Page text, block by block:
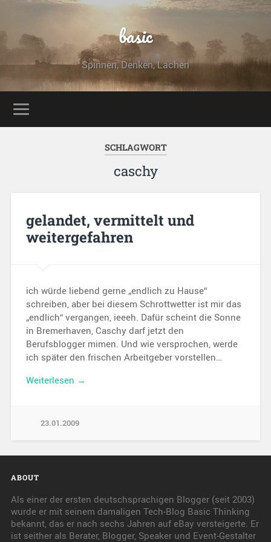
basic
Spinnen, Denken, Lachen
SCHLAGWORT
caschy
gelandet, vermittelt und
weitergefahren
ich würde liebend gerne „endlich zu Hause“
schreiben, aber bei diesem Schrottwetter ist mir das
„endlich“ vergangen, ieeeh. Dafür scheint die Sonne
in Bremerhaven, Caschy darf jetzt den
Berufsblogger mimen. Und wie versprochen, werde
ich später den frischen Arbeitgeber vorstellen…
Weiterlesen →
23.01.2009
ABOUT
Als einer der ersten deutschsprachigen Blogger (seit 2003)
wurde er mit seinem damaligen Tech-Blog Basic Thinking
bekannt, das er nach sechs Jahren auf eBay versteigerte. Er
ist seither als Berater, Blogger, Speaker und Event-Gestalter